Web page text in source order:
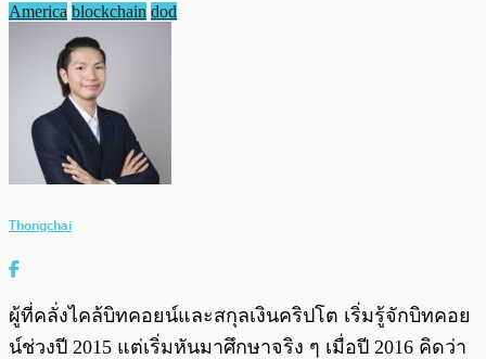
America blockchain dod
Thongchai
ผู้ที่คลั่งไคล้บิทคอยน์และสกุลเงินคริปโต เริ่มรู้จักบิทคอย
น์ช่วงปี 2015 แต่เริ่มหันมาศึกษาจริง ๆ เมื่อปี 2016 คิดว่า